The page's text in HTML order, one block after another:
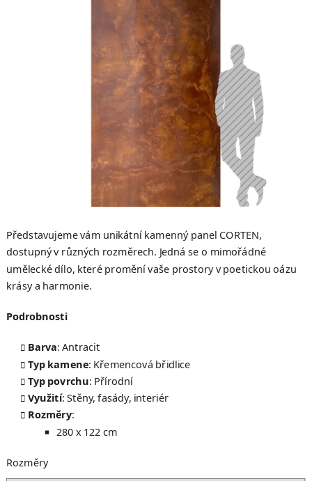
Představujeme vám unikátní kamenný panel CORTEN,
dostupný v různých rozměrech. Jedná se o mimořádné
umělecké dílo, které promění vaše prostory v poetickou oázu
krásy a harmonie.
Podrobnosti
Barva: Antracit
Typ kamene: Křemencová břidlice
Typ povrchu: Přírodní
Využití: Stěny, fasády, interiér
Rozměry:
280 x 122 cm
Rozměry